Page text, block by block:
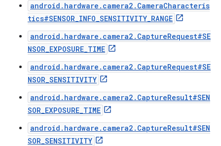
android.hardware.camera2.CameraCharacteris
tics#SENSOR_INFO_SENSITIVITY_RANGE
android.hardware.camera2.CaptureRequest#SE
NSOR_EXPOSURE_TIME
android.hardware.camera2.CaptureRequest#SE
NSOR_SENSITIVITY
android.hardware.camera2.CaptureResult#SEN
SOR_EXPOSURE_TIME
android.hardware.camera2.CaptureResult#SEN
SOR_SENSITIVITY